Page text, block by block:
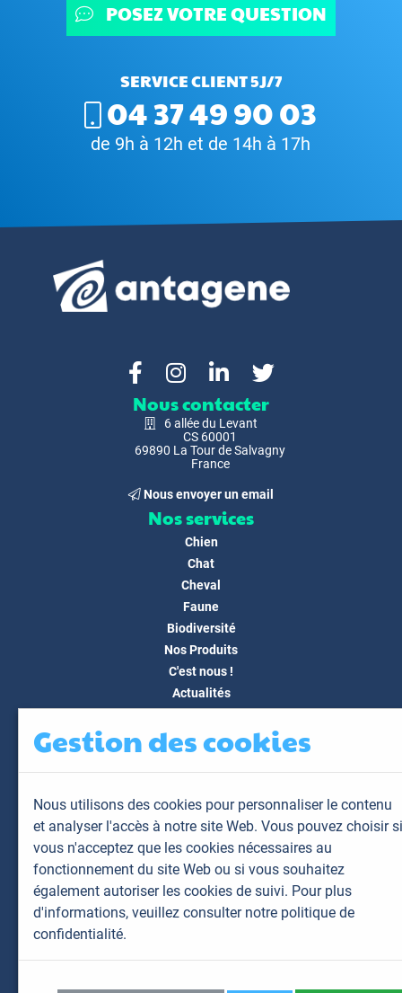
POSEZ VOTRE QUESTION
SERVICE CLIENT 5J/7
04 37 49 90 03
de 9h à 12h et de 14h à 17h
Nous contacter
6 allée du Levant
CS 60001
69890 La Tour de Salvagny
France
Nous envoyer un email
Nos services
Chien
Chat
Cheval
Faune
Biodiversité
Nos Produits
C'est nous !
Actualités
FAQ
Mon espace
Mes animaux
Mes résultats
Mes commandes
Mes factures
Gestion des cookies
Nous utilisons des cookies pour personnaliser le contenu
et analyser l'accès à notre site Web. Vous pouvez choisir si
vous n'acceptez que les cookies nécessaires au
fonctionnement du site Web ou si vous souhaitez
également autoriser les cookies de suivi. Pour plus
d'informations, veuillez consulter notre politique de
confidentialité.